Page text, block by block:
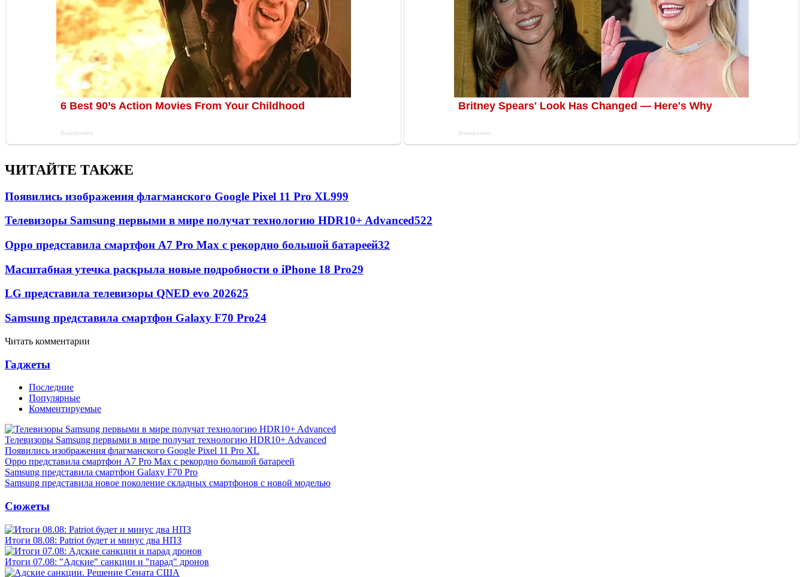
ЧИТАЙТЕ ТАКЖЕ
Появились изображения флагманского Google Pixel 11 Pro XL999
Телевизоры Samsung первыми в мире получат технологию HDR10+ Advanced522
Oppo представила смартфон A7 Pro Max с рекордно большой батареей32
Масштабная утечка раскрыла новые подробности о iPhone 18 Pro29
LG представила телевизоры QNED evo 202625
Samsung представила смартфон Galaxy F70 Pro24
Читать комментарии
Гаджеты
Последние
Популярные
Комментируемые
Телевизоры Samsung первыми в мире получат технологию HDR10+ Advanced
Появились изображения флагманского Google Pixel 11 Pro XL
Oppo представила смартфон A7 Pro Max с рекордно большой батареей
Samsung представила смартфон Galaxy F70 Pro
Samsung представила новое поколение складных смартфонов с новой моделью
Сюжеты
Итоги 08.08: Patriot будет и минус два НПЗ
Итоги 07.08: "Адские" санкции и "парад" дронов